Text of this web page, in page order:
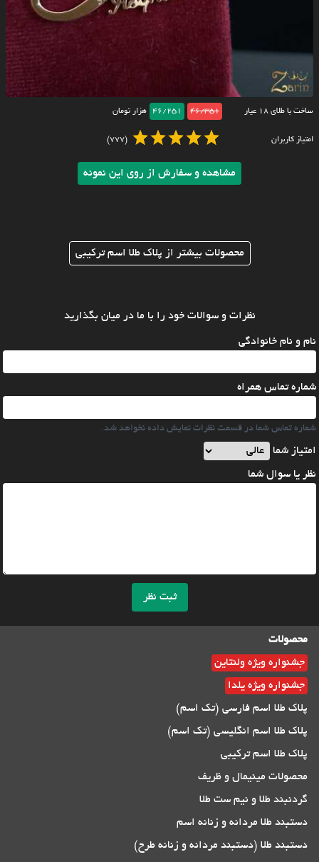
ساخت با طلای ۱۸ عیار 46/351
46/251 هزار تومان
امتیاز کاربران (777)
مشاهده و سفارش از روی این نمونه
محصولات بیشتر از پلاک طلا اسم ترکیبی
نظرات و سوالات خود را با ما در میان بگذارید
نام و نام خانوادگی
شماره تماس همراه
شماره تماس شما در قسمت نظرات نمایش داده نخواهد شد.
امتیاز شما
نظر یا سوال شما
ثبت نظر
محصولات
جشنواره ویژه ولنتاین
جشنواره ویژه یلدا
پلاک طلا اسم فارسی (تک اسم)
پلاک طلا اسم انگلیسی (تک اسم)
پلاک طلا اسم ترکیبی
محصولات مینیمال و ظریف
گردنبند طلا و نیم ست طلا
دستبند طلا مردانه و زنانه اسم
دستبند طلا (دستبند مردانه و زنانه طرح)